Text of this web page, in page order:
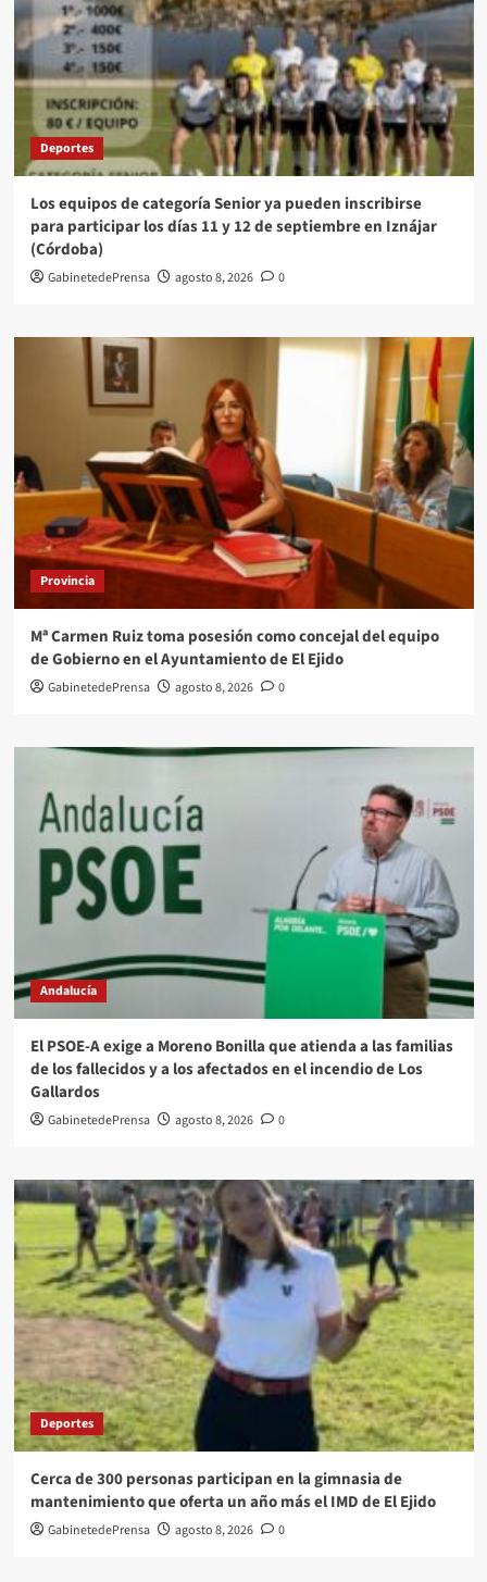
Deportes
Los equipos de categoría Senior ya pueden inscribirse
para participar los días 11 y 12 de septiembre en Iznájar
(Córdoba)
GabinetedePrensa agosto 8, 2026 0
Provincia
Mª Carmen Ruiz toma posesión como concejal del equipo
de Gobierno en el Ayuntamiento de El Ejido
GabinetedePrensa agosto 8, 2026 0
Andalucía
El PSOE-A exige a Moreno Bonilla que atienda a las familias
de los fallecidos y a los afectados en el incendio de Los
Gallardos
GabinetedePrensa agosto 8, 2026 0
Deportes
Cerca de 300 personas participan en la gimnasia de
mantenimiento que oferta un año más el IMD de El Ejido
GabinetedePrensa agosto 8, 2026 0